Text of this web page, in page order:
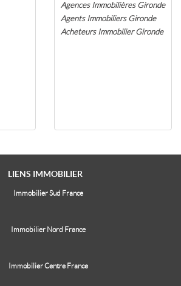
Agences Immobilières Gironde
Agents Immobiliers Gironde
Acheteurs Immobilier Gironde
LIENS IMMOBILIER
Immobilier Sud France
Immobilier Nord France
Immobilier Centre France